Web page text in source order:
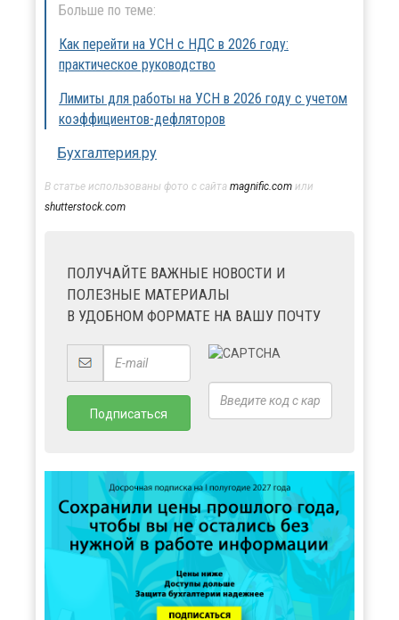
Больше по теме:
Как перейти на УСН с НДС в 2026 году:
практическое руководство
Лимиты для работы на УСН в 2026 году с учетом
коэффициентов-дефляторов
Бухгалтерия.ру
В статье использованы фото с сайта magnific.com или
shutterstock.com
ПОЛУЧАЙТЕ ВАЖНЫЕ НОВОСТИ И
ПОЛЕЗНЫЕ МАТЕРИАЛЫ
В УДОБНОМ ФОРМАТЕ НА ВАШУ ПОЧТУ